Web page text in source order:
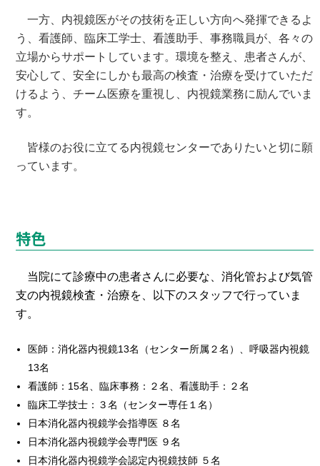
一方、内視鏡医がその技術を正しい方向へ発揮できるよ
う、看護師、臨床工学士、看護助手、事務職員が、各々の
立場からサポートしています。環境を整え、患者さんが、
安心して、安全にしかも最高の検査・治療を受けていただ
けるよう、チーム医療を重視し、内視鏡業務に励んでいま
す。
皆様のお役に立てる内視鏡センターでありたいと切に願
っています。
特色
当院にて診療中の患者さんに必要な、消化管および気管
支の内視鏡検査・治療を、以下のスタッフで行っていま
す。
医師：消化器内視鏡13名（センター所属２名）、呼吸器内視鏡
13名
看護師：15名、臨床事務：２名、看護助手：２名
臨床工学技士：３名（センター専任１名）
日本消化器内視鏡学会指導医 ８名
日本消化器内視鏡学会専門医 ９名
日本消化器内視鏡学会認定内視鏡技師 ５名